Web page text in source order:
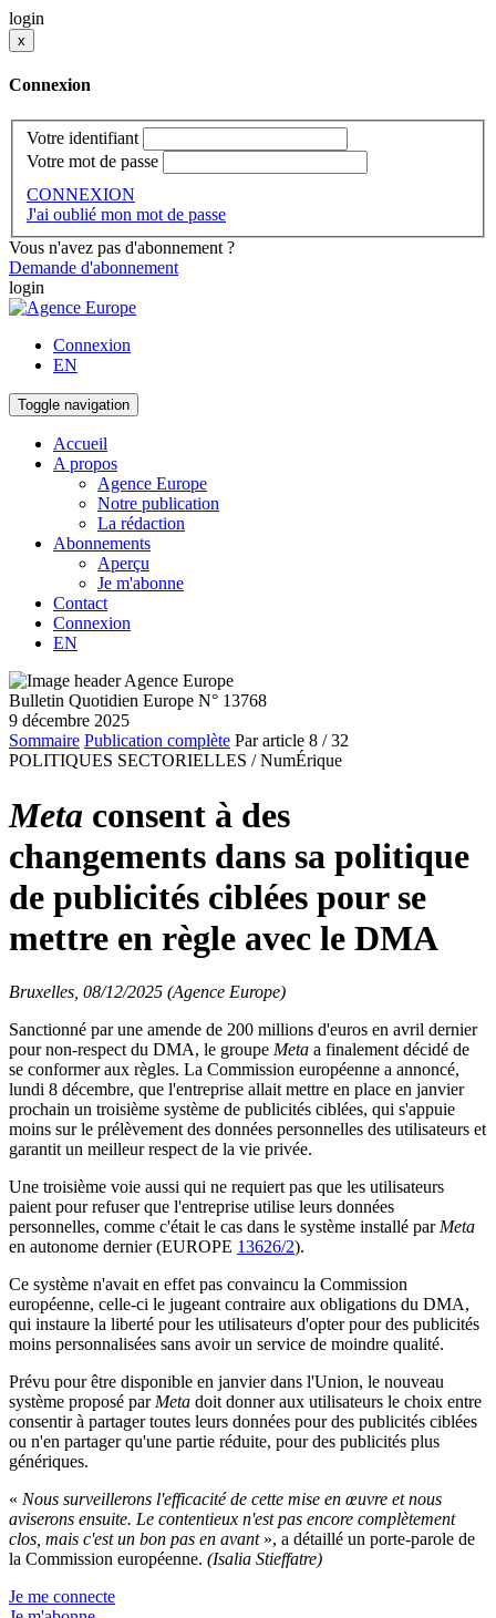
login
x
Connexion
Votre identifiant
Votre mot de passe
CONNEXION
J'ai oublié mon mot de passe
Vous n'avez pas d'abonnement ?
Demande d'abonnement
login
Connexion
EN
Toggle navigation
Accueil
A propos
Agence Europe
Notre publication
La rédaction
Abonnements
Aperçu
Je m'abonne
Contact
Connexion
EN
Bulletin Quotidien Europe N° 13768
9 décembre 2025
Sommaire Publication complète Par article 8 / 32
POLITIQUES SECTORIELLES / NumÉrique
Meta consent à des
changements dans sa politique
de publicités ciblées pour se
mettre en règle avec le DMA
Bruxelles, 08/12/2025 (Agence Europe)
Sanctionné par une amende de 200 millions d'euros en avril dernier
pour non-respect du DMA, le groupe Meta a finalement décidé de
se conformer aux règles. La Commission européenne a annoncé,
lundi 8 décembre, que l'entreprise allait mettre en place en janvier
prochain un troisième système de publicités ciblées, qui s'appuie
moins sur le prélèvement des données personnelles des utilisateurs et
garantit un meilleur respect de la vie privée.
Une troisième voie aussi qui ne requiert pas que les utilisateurs
paient pour refuser que l'entreprise utilise leurs données
personnelles, comme c'était le cas dans le système installé par Meta
en autonome dernier (EUROPE 13626/2).
Ce système n'avait en effet pas convaincu la Commission
européenne, celle-ci le jugeant contraire aux obligations du DMA,
qui instaure la liberté pour les utilisateurs d'opter pour des publicités
moins personnalisées sans avoir un service de moindre qualité.
Prévu pour être disponible en janvier dans l'Union, le nouveau
système proposé par Meta doit donner aux utilisateurs le choix entre
consentir à partager toutes leurs données pour des publicités ciblées
ou n'en partager qu'une partie réduite, pour des publicités plus
génériques.
« Nous surveillerons l'efficacité de cette mise en œuvre et nous
aviserons ensuite. Le contentieux n'est pas encore complètement
clos, mais c'est un bon pas en avant », a détaillé un porte-parole de
la Commission européenne. (Isalia Stieffatre)
Je me connecte